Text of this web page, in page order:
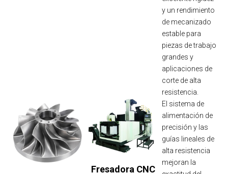
Fresadora CNC
y un rendimiento
de mecanizado
estable para
piezas de trabajo
grandes y
aplicaciones de
corte de alta
resistencia.
El sistema de
alimentación de
precisión y las
guías lineales de
alta resistencia
mejoran la